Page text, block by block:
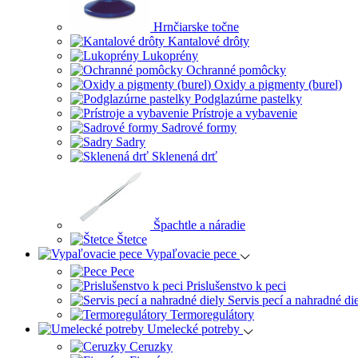
Hrnčiarske točne
Kantalové drôty
Lukoprény
Ochranné pomôcky
Oxidy a pigmenty (burel)
Podglazúrne pastelky
Prístroje a vybavenie
Sadrové formy
Sadry
Sklenená drť
Špachtle a náradie
Štetce
Vypaľovacie pece
Pece
Prislušenstvo k peci
Servis pecí a nahradné
Termoregulátory
Umelecké potreby
Ceruzky